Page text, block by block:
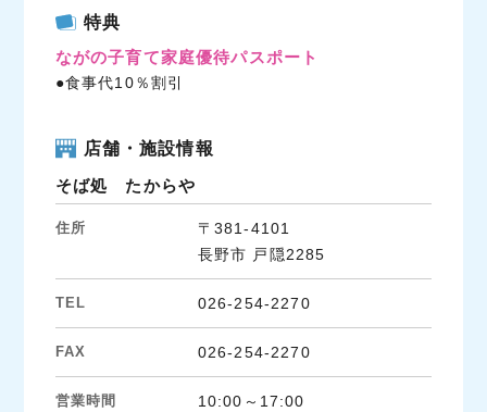
e
b
o
k
t
t
e
特典
ながの子育て家庭優待パスポート
●食事代10％割引
店舗・施設情報
そば処 たからや
住所
〒381-4101
長野市 戸隠2285
TEL 026-254-2270
FAX 026-254-2270
営業時間 10:00～17:00